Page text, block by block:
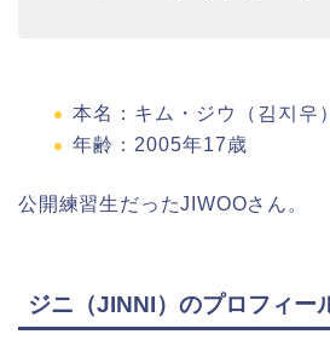
本名：キム・ジウ（김지우）
年齢：2005年17歳
公開練習生だったJIWOOさん。
ジニ（JINNI）のプロフィー